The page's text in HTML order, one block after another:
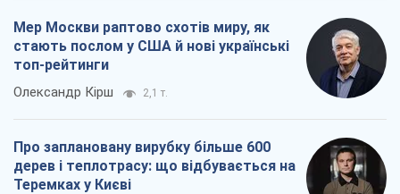
Мер Москви раптово схотів миру, як
стають послом у США й нові українські
топ-рейтинги
Олександр Кірш 2,1 т.
Про заплановану вирубку більше 600
дерев і теплотрасу: що відбувається на
Теремках у Києві